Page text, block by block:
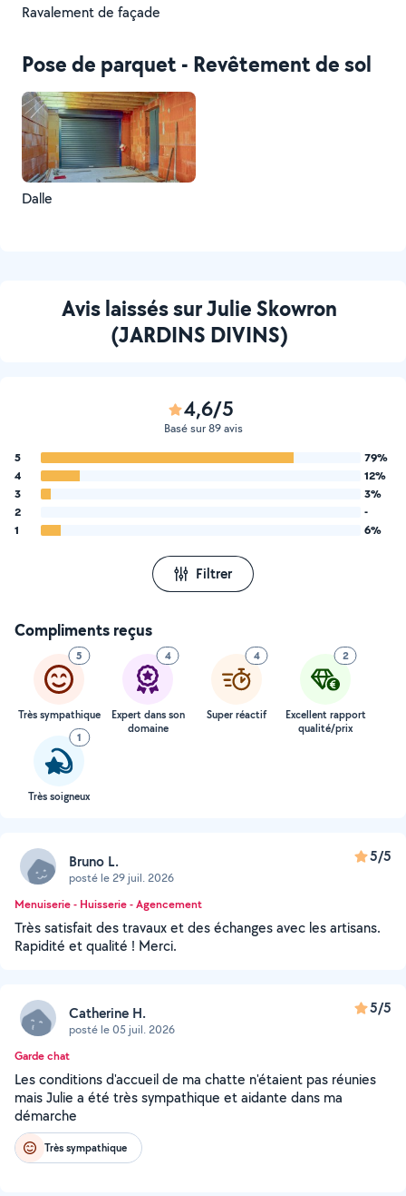
Ravalement de façade
Pose de parquet - Revêtement de sol
Dalle
Avis laissés sur Julie Skowron
(JARDINS DIVINS)
4,6/5
Basé sur 89 avis
5
79%
4
12%
3
3%
2
-
1
6%
Filtrer
Compliments reçus
5
Très sympathique
4
Expert dans son
domaine
4
Super réactif
2
Excellent rapport
qualité/prix
1
Très soigneux
Bruno L.
posté le 29 juil. 2026
5/5
Menuiserie - Huisserie - Agencement
Très satisfait des travaux et des échanges avec les artisans.
Rapidité et qualité ! Merci.
Catherine H.
posté le 05 juil. 2026
5/5
Garde chat
Les conditions d'accueil de ma chatte n'étaient pas réunies
mais Julie a été très sympathique et aidante dans ma
démarche
Très sympathique